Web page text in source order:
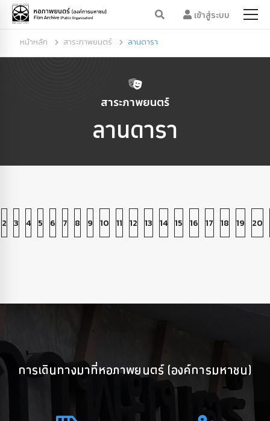
เข้าสู่ระบบ
หน้าหลัก สาระภาพยนตร์ ลานดารา
สาระภาพยนตร์
ลานดารา
2 3 4 5 6 7 8 9 10 11 12 13 14 15 16 17 18 19 20
การเดินทางมาที่หอภาพยนตร์ (องค์การมหาชน)